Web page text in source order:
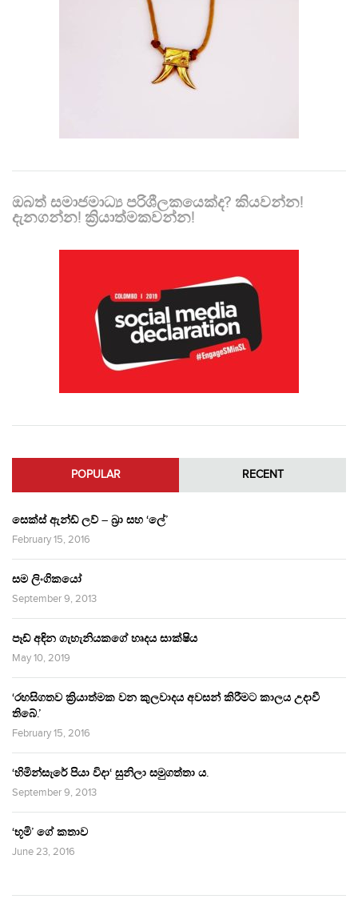
ඔබත් සමාජමාධ්‍ය පරිශීලකයෙක්ද? කියවන්න!
දැනගන්න! ක්‍රියාත්මකවන්න!
POPULAR RECENT
සෙක්ස් ඇන්ඩ් ලව් – බ්‍රා සහ ‘ලේ’
February 15, 2016
සම ලිංගිකයෝ
September 9, 2013
පෑඩ් අඳින ගැහැනියකගේ හෘදය සාක්ෂිය
May 10, 2019
‘රහසිගතව ක්‍රියාත්මක වන කුලවාදය අවසන් කිරීමට කාලය උදාවී
තිබේ.’
February 15, 2016
‘හිමින්සැරේ පියා විදා‘ සුනිලා සමුගත්තා ය.
September 9, 2013
‘භූමි’ ගේ කතාව
June 23, 2016